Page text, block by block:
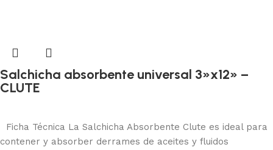
Salchicha absorbente universal 3»x12» –
CLUTE
Ficha Técnica La Salchicha Absorbente Clute es ideal para
contener y absorber derrames de aceites y fluidos